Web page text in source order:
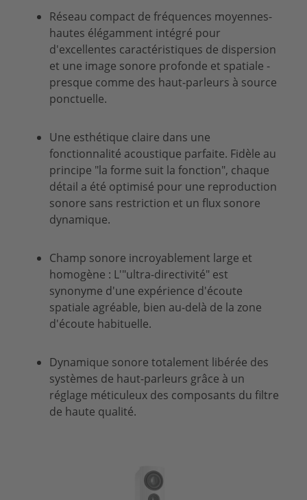
Réseau compact de fréquences moyennes-
hautes élégamment intégré pour
d'excellentes caractéristiques de dispersion
et une image sonore profonde et spatiale -
presque comme des haut-parleurs à source
ponctuelle.
Une esthétique claire dans une
fonctionnalité acoustique parfaite. Fidèle au
principe "la forme suit la fonction", chaque
détail a été optimisé pour une reproduction
sonore sans restriction et un flux sonore
dynamique.
Champ sonore incroyablement large et
homogène : L'"ultra-directivité" est
synonyme d'une expérience d'écoute
spatiale agréable, bien au-delà de la zone
d'écoute habituelle.
Dynamique sonore totalement libérée des
systèmes de haut-parleurs grâce à un
réglage méticuleux des composants du filtre
de haute qualité.